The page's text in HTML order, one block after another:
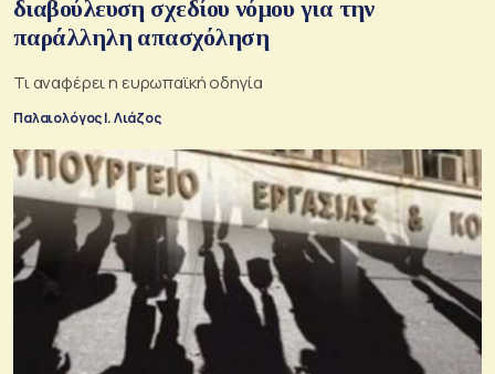
διαβούλευση σχεδίου νόμου για την
παράλληλη απασχόληση
Τι αναφέρει η ευρωπαϊκή οδηγία
Παλαιολόγος Ι. Λιάζος